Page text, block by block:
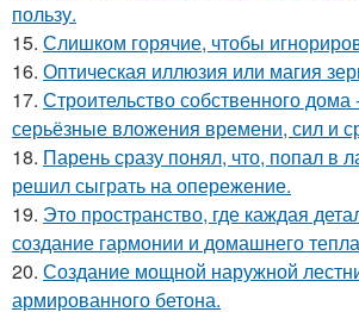
пользу.
15. Слишком горячие, чтобы
16. Оптическая иллюзия или магия
17. Строительство собственного дома
серьёзные вложения времени, сил и
18. Парень сразу понял, что, попал в
решил сыграть на опережение.
19. Это пространство, где каждая
создание гармонии и домашнего
20. Создание мощной наружной
армированного бетона.